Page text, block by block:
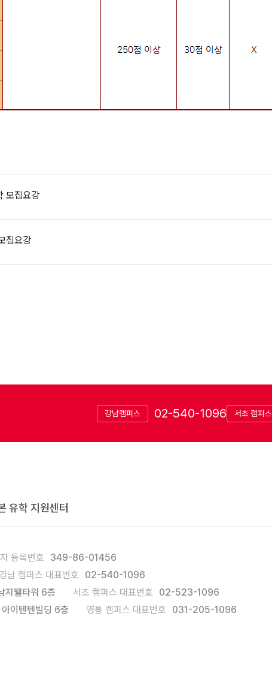
모집요강
집요강
강남캠퍼스 02-540-1096 서초 캠퍼스
유학 지원센터
등록번호
349-86-01456
강남 캠퍼스 대표번호
02-540-1096
지웰타워 6층 서초 캠퍼스 대표번호
02-523-1096
이텐텐빌딩 6층 영통 캠퍼스 대표번호
031-205-1096